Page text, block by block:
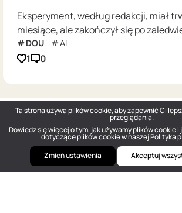
Eksperyment, według redakcji, miał
miesiące, ale zakończył się po
DOU AI
1 0
Ta strona używa plików cookie, aby zapewnić Ci
przeglądania.
Dowiedz się więcej o tym, jak używamy plików cookie
dotyczące plików cookie w naszejPolityka
Zmień ustawienia
Akceptuj